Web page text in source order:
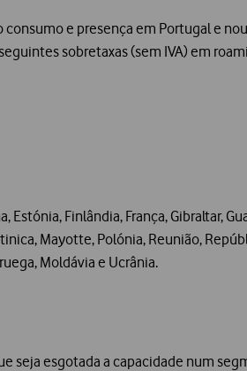
consumo e presença em Portugal e
sobretaxas (sem IVA) em
Estónia, Finlândia, França, Gibraltar,
Mayotte, Polónia, Reunião,
Moldávia e Ucrânia.
seja esgotada a capacidade num